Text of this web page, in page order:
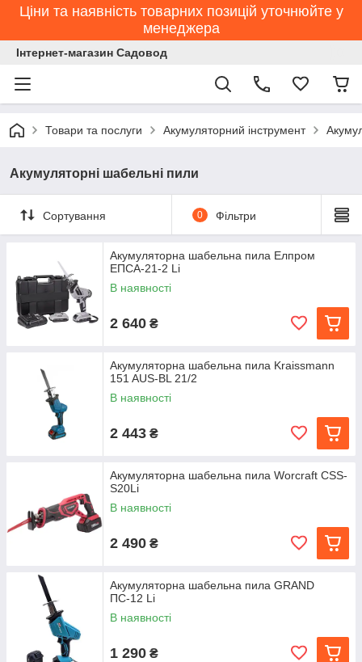
Ціни та наявність товарних позицій уточнюйте у
менеджера
Інтернет-магазин Садовод
Товари та послуги Акумуляторний інструмент
Акумуляторні шабельні пили
Сортування 0 Фільтри
Акумуляторна шабельна пила Елпром
ЕПСА-21-2 Li
В наявності
2 640 ₴
Акумуляторна шабельна пила Kraissmann
151 AUS-BL 21/2
В наявності
2 443 ₴
Акумуляторна шабельна пила Worcraft CSS-
S20Li
В наявності
2 490 ₴
Акумуляторна шабельна пила GRAND
ПС-12 Li
В наявності
1 290 ₴